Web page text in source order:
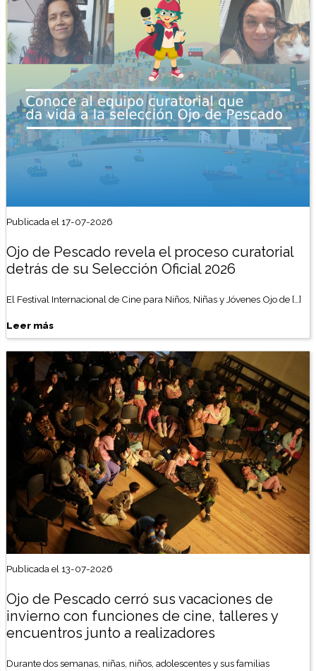
Publicada el 17-07-2026
Ojo de Pescado revela el proceso curatorial
detrás de su Selección Oficial 2026
El Festival Internacional de Cine para Niños, Niñas y Jóvenes Ojo de […]
Leer más
Publicada el 13-07-2026
Ojo de Pescado cerró sus vacaciones de
invierno con funciones de cine, talleres y
encuentros junto a realizadores
Durante dos semanas, niñas, niños, adolescentes y sus familias